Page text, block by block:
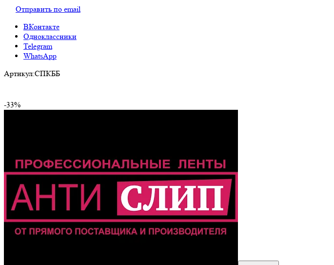
Отправить по email
ВКонтакте
Одноклассники
Telegram
WhatsApp
Артикул:СПКББ
-33%